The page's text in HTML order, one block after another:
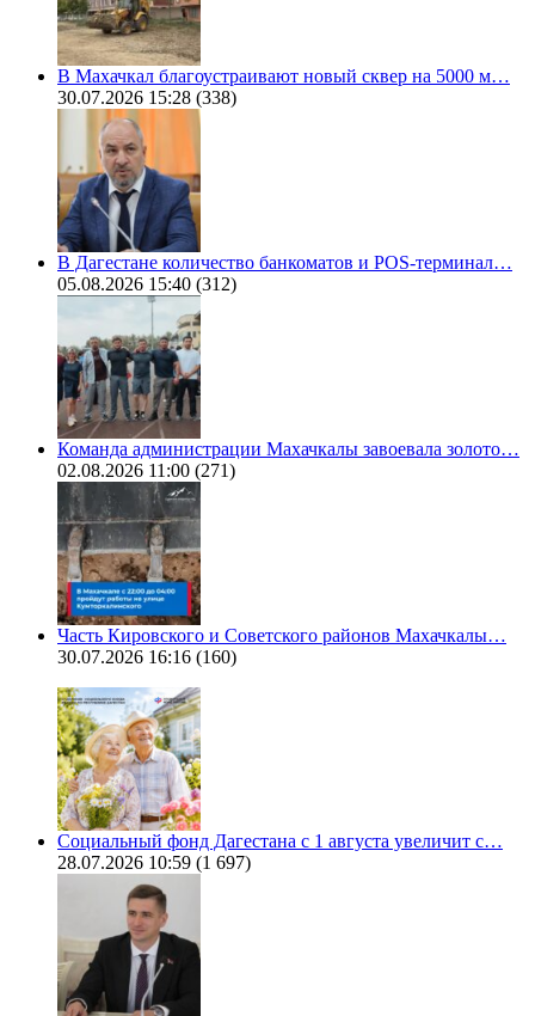
В Махачкал благоустраивают новый сквер на 5000 м…
30.07.2026 15:28 (338)
В Дагестане количество банкоматов и POS-терминал…
05.08.2026 15:40 (312)
Команда администрации Махачкалы завоевала золото…
02.08.2026 11:00 (271)
Часть Кировского и Советского районов Махачкалы…
30.07.2026 16:16 (160)
Социальный фонд Дагестана с 1 августа увеличит с…
28.07.2026 10:59 (1 697)